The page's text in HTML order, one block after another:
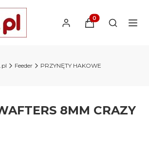
Produkty w
Otwórz
Feeder PRZYNĘTY HAKOWE
8MM CRAZY